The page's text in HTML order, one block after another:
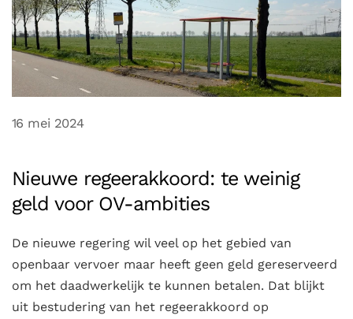
16 mei 2024
Nieuwe regeerakkoord: te weinig
geld voor OV-ambities
De nieuwe regering wil veel op het gebied van
openbaar vervoer maar heeft geen geld gereserveerd
om het daadwerkelijk te kunnen betalen. Dat blijkt
uit bestudering van het regeerakkoord op